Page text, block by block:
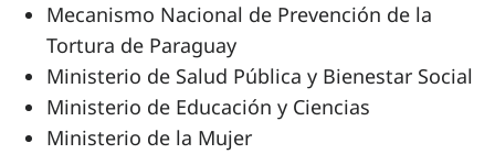
Mecanismo Nacional de Prevención de la
Tortura de Paraguay
Ministerio de Salud Pública y Bienestar Social
Ministerio de Educación y Ciencias
Ministerio de la Mujer